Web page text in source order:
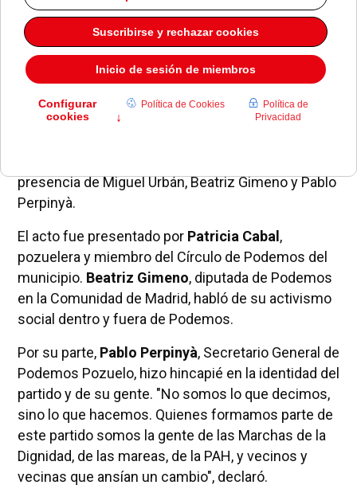
presencia de Miguel Urbán, Beatriz Gimeno y Pablo
Perpinyà.
El acto fue presentado porPatricia Cabal ,
pozuelera y miembro del Círculo de Podemos del
municipio. Beatriz Gimeno, diputada de Podemos
en la Comunidad de Madrid, habló de su activismo
social dentro y fuera de Podemos.
Por su parte, Pablo Perpinyà, Secretario General de
Podemos Pozuelo, hizo hincapié en la identidad del
partido y de su gente. "No somos lo que decimos,
sino lo que hacemos. Quienes formamos parte de
este partido somos la gente de las Marchas de la
Dignidad, de las mareas, de la PAH, y vecinos y
vecinas que ansían un cambio", declaró.